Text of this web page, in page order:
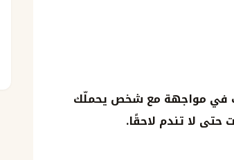
في مواجهة مع شخص يحملّك
لا تندم لاحقًا.